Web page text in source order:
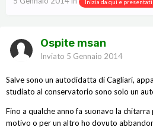
Inizia da qui e
Ospite msan
Inviato 5 Gennaio 2014
Salve sono un autodidatta di Cagliari,
studiato al conservatorio sono solo un
Fino a qualche anno fa suonavo la
motivo o per un altro ho dovuto